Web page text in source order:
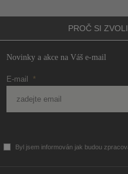
PROČ SI
Novinky a akce na Váš e-mail
E-mail *
Byl jsem informován jak budou